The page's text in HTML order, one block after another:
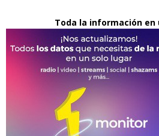
Toda la información en